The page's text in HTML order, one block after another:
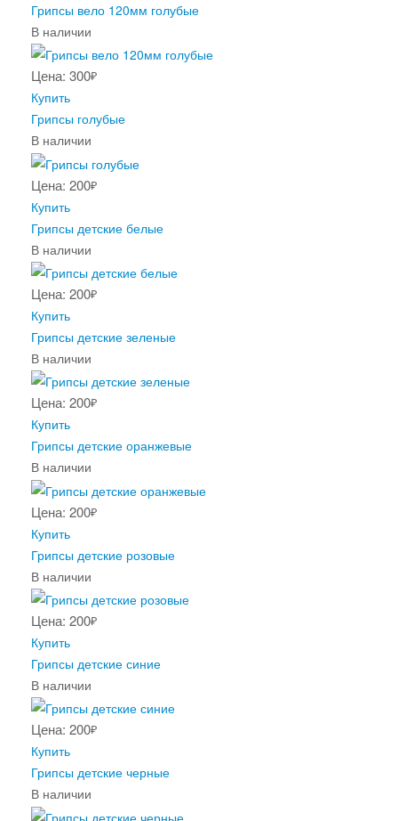
Грипсы вело 120мм голубые
В наличии
Цена: 300₽
Купить
Грипсы голубые
В наличии
Цена: 200₽
Купить
Грипсы детские белые
В наличии
Цена: 200₽
Купить
Грипсы детские зеленые
В наличии
Цена: 200₽
Купить
Грипсы детские оранжевые
В наличии
Цена: 200₽
Купить
Грипсы детские розовые
В наличии
Цена: 200₽
Купить
Грипсы детские синие
В наличии
Цена: 200₽
Купить
Грипсы детские черные
В наличии